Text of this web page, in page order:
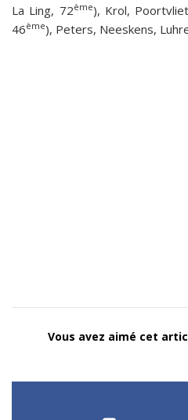
La Ling, 72ème), Krol,
46ème), Peters, Neeskens,
Vous avez aimé cet